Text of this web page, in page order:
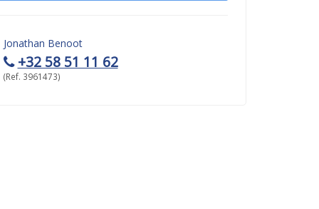
Jonathan Benoot
+32 58 51 11 62
(Ref. 3961473)